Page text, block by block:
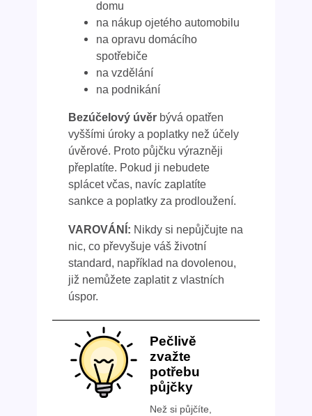
domu
na nákup ojetého automobilu
na opravu domácího
spotřebiče
na vzdělání
na podnikání
Bezúčelový úvěrbývá opatřen
vyššími úroky a poplatky než účely
úvěrové. Proto půjčku výrazněji
přeplatíte. Pokud ji nebudete
splácet včas, navíc zaplatíte
sankce a poplatky za prodloužení.
VAROVÁNÍ: Nikdy si nepůjčujte na
nic, co převyšuje váš životní
standard, například na dovolenou,
již nemůžete zaplatit z vlastních
úspor.
Pečlivě
zvažte
potřebu
půjčky
Než si půjčíte,